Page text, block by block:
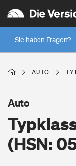
Sie haben Fragen?
Wer versichert was:
Regionalklassen:
Wer versichert
Wohnen
AUTO
(HSN:
Auto